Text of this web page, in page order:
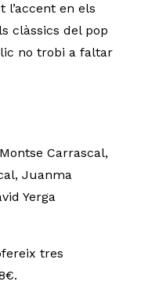
l’accent en els
clàssics del pop
no trobi a faltar
Carrascal,
Juanma
Yerga
tres